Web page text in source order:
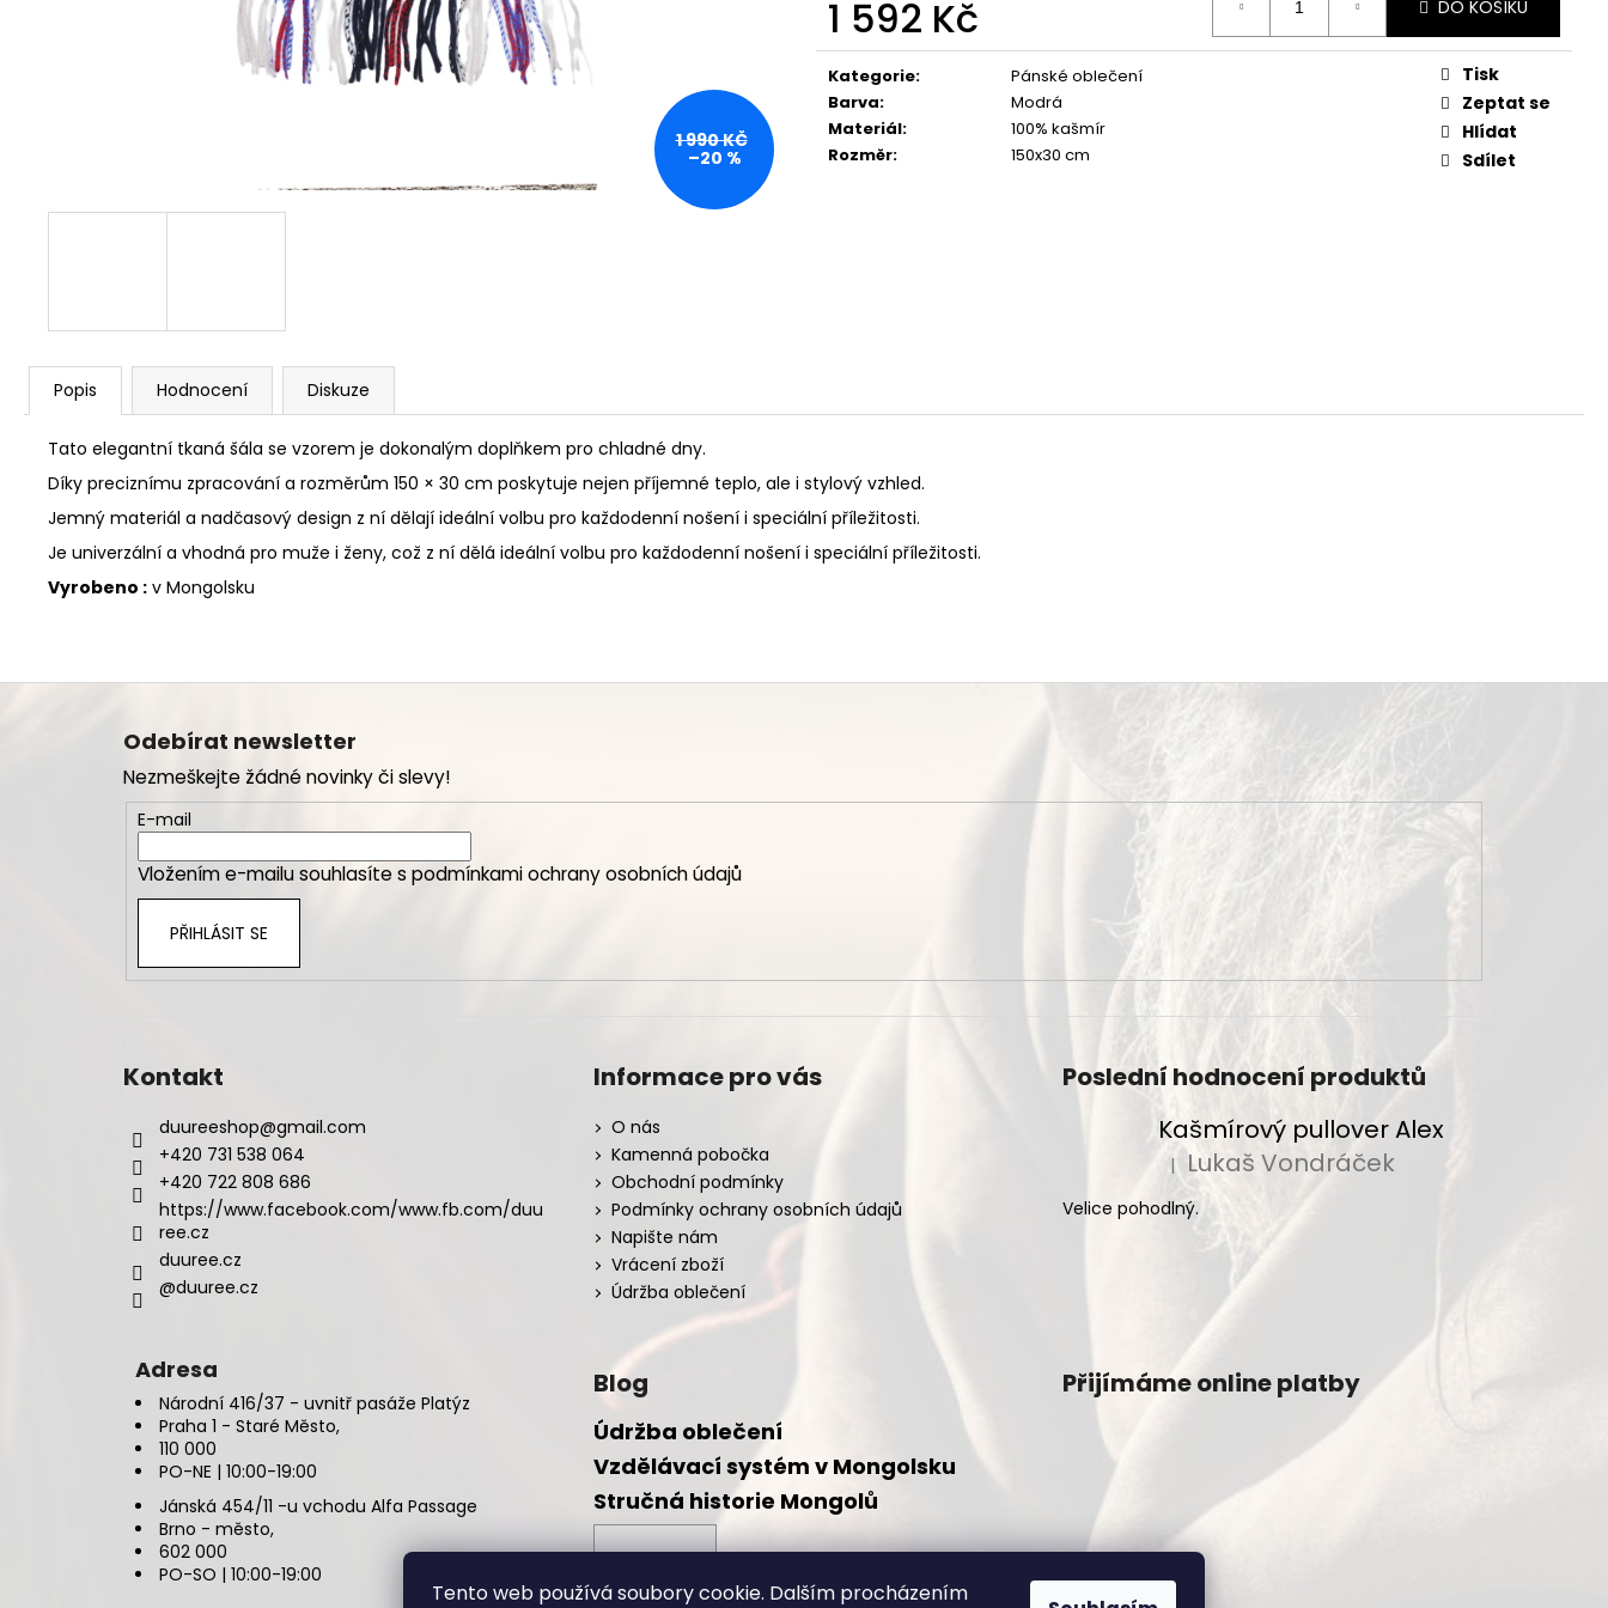
Tento web používá soubory cookie. Dalším procházením
1 592 Kč
Měrná
cena:
DO KOŠÍKU
Kategorie:
Pánské oblečení
Barva:
Modrá
Materiál:
100% kašmír
Rozměr: 150x30 cm
Tisk
Zeptat se
Hlídat
Sdílet
1 990 KČ
–20 %
Popis Hodnocení Diskuze
Tato elegantní tkaná šála se vzorem je dokonalým doplňkem pro chladné dny.
Díky preciznímu zpracování a rozměrům 150 × 30 cm poskytuje nejen příjemné teplo, ale i stylový vzhled.
Jemný materiál a nadčasový design z ní dělají ideální volbu pro každodenní nošení i speciální příležitosti.
Je univerzální a vhodná pro muže i ženy, což z ní dělá ideální volbu pro každodenní nošení i speciální příležitosti.
Vyrobeno : v Mongolsku
Z
Odebírat newsletter
Nezmeškejte žádné novinky či slevy!
E-mail
Vložením e-mailu souhlasíte spodmínkami ochrany osobních údajů
PŘIHLÁSIT SE
Kontakt
duureeshop@gmail.com
+420 731 538 064
+420 722 808 686
https://www.facebook.com/www.fb.com/duu
ree.cz
duuree.cz
@duuree.cz
Informace pro vás
O nás
Kamenná pobočka
Obchodní podmínky
Podmínky ochrany osobních údajů
Napište nám
Vrácení zboží
Údržba oblečení
Poslední hodnocení produktů
Kašmírový pullover Alex
Hodnocení produktu je 5 z 5 hvězdiček.
| Lukaš Vondráček
Velice pohodlný.
Adresa
Národní 416/37 - uvnitř pasáže Platýz
Praha 1 - Staré Město,
110 000
PO-NE | 10:00-19:00
Jánská 454/11 -u vchodu Alfa Passage
Brno - město,
602 000
PO-SO | 10:00-19:00
Blog
Údržba oblečení
Vzdělávací systém v Mongolsku
Stručná historie Mongolů
ARCHIV
Přijímáme online platby